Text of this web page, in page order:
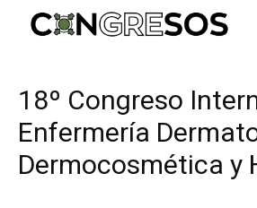
18º Congreso
Enfermería
Dermocosmética y